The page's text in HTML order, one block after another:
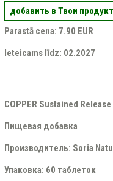
добавить в Твои
Parastā cena: 7.90 EUR
Ieteicams līdz: 02.2027
COPPER Sustained Release
Пищевая добавка
Производитель: Soria
Упаковка: 60 таблеток